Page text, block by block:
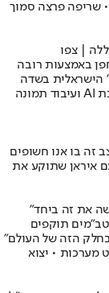
• שריפה פרצה סמוך
| צפו
באמצעות רובה
הישראלית בשדה
הקרב • הכירו את SMASH: הכוונת החכמה שמשלבת AI ועיבוד תמונה
זה בו אנו חשופים
איראן שתוקע את
את זה ביחד"
תוקפים
בחלק הזה של העולם״
מערכות • יצוא